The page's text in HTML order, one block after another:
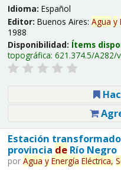
Idioma: Español
Editor: Buenos Aires: Agua y
1988
Disponibilidad: Ítems
topográfica: 621.374.5/A282/
Estación
provincia deRío Negro
por Agua y Energía Eléctrica,